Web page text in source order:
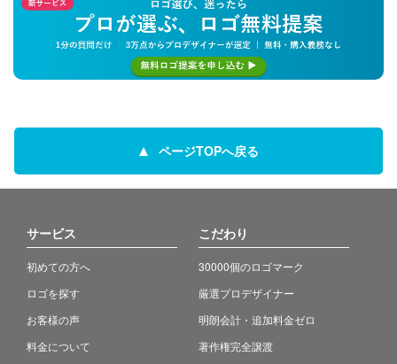
ページTOPへ戻る
サービス
初めての方へ
ロゴを探す
お客様の声
料金について
こだわり
30000個のロゴマーク
厳選プロデザイナー
明朗会計・追加料金ゼロ
著作権完全譲渡